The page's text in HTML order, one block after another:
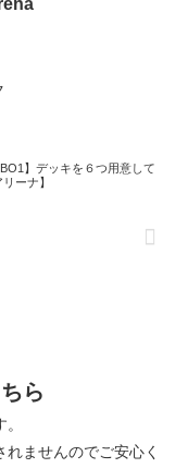
】デッキを６つ用意して
ーナ】
ら
ませんのでご安心く